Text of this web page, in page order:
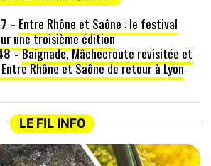
- Entre Rhône et Saône : le festival
une troisième édition
-Baignade, Mâchecroute revisitée et
Rhône et Saône de retour à Lyon
LE FIL INFO